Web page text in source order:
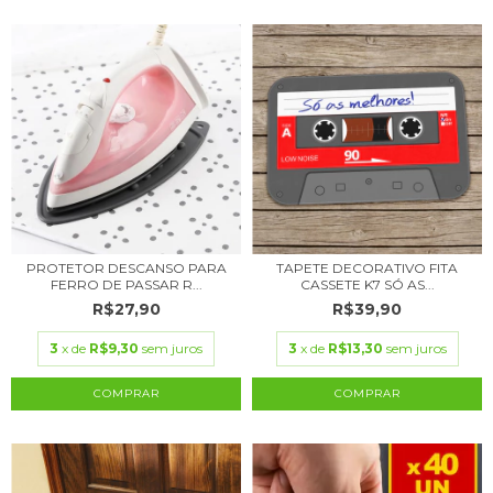
PROTETOR DESCANSO PARA
FERRO DE PASSAR R...
R$27,90
3 x de R$9,30 sem juros
TAPETE DECORATIVO FITA
CASSETE K7 SÓ AS...
R$39,90
3 x de R$13,30 sem juros